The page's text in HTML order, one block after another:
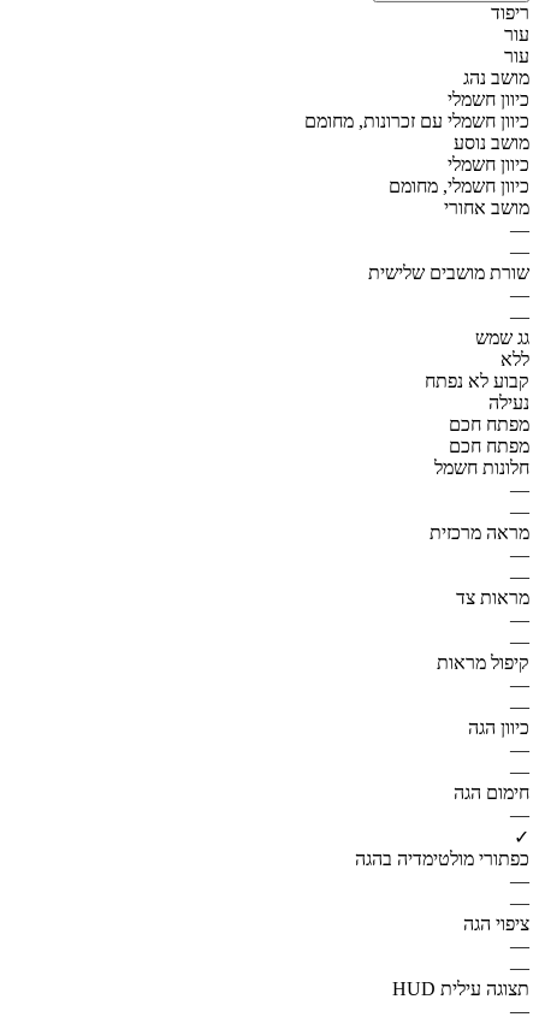
ריפוד
עור
עור
מושב נהג
כיוון חשמלי
כיוון חשמלי עם זכרונות, מחומם
מושב נוסע
כיוון חשמלי
כיוון חשמלי, מחומם
מושב אחורי
—
—
שורת מושבים שלישית
—
—
גג שמש
ללא
קבוע לא נפתח
נעילה
מפתח חכם
מפתח חכם
חלונות חשמל
—
—
מראה מרכזית
—
—
מראות צד
—
—
קיפול מראות
—
—
כיוון הגה
—
—
חימום הגה
—
✓
כפתורי מולטימדיה בהגה
—
—
ציפוי הגה
—
—
תצוגה עילית HUD
—